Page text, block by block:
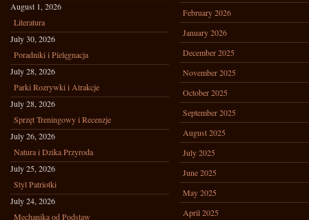
August 1, 2026
Literatura
July 30, 2026
Poradniki i Pielęgnacja
July 28, 2026
Parki Rozrywki i Atrakcje
July 28, 2026
Sprzęt Treningowy i Recenzje
July 26, 2026
Natura i Dzika Przyroda
July 25, 2026
Styl Patriotki
July 24, 2026
Mechanika od Podstaw
February 2026
January 2026
December 2025
November 2025
October 2025
September 2025
August 2025
July 2025
June 2025
May 2025
April 2025